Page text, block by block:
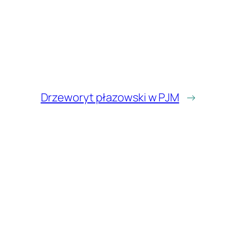
Drzeworyt płazowski w PJM →